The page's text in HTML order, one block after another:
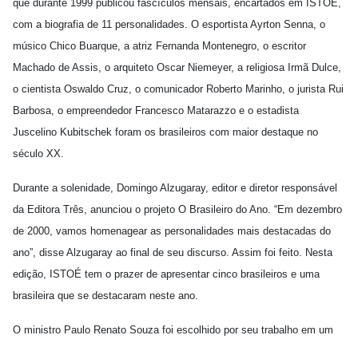
que durante 1999 publicou fascículos mensais, encartados em ISTOÉ,
com a biografia de 11 personalidades. O esportista Ayrton Senna, o
músico Chico Buarque, a atriz Fernanda Montenegro, o escritor
Machado de Assis, o arquiteto Oscar Niemeyer, a religiosa Irmã Dulce,
o cientista Oswaldo Cruz, o comunicador Roberto Marinho, o jurista Rui
Barbosa, o empreendedor Francesco Matarazzo e o estadista
Juscelino Kubitschek foram os brasileiros com maior destaque no
século XX.
Durante a solenidade, Domingo Alzugaray, editor e diretor responsável
da Editora Três, anunciou o projeto O Brasileiro do Ano. “Em dezembro
de 2000, vamos homenagear as personalidades mais destacadas do
ano”, disse Alzugaray ao final de seu discurso. Assim foi feito. Nesta
edição, ISTOÉ tem o prazer de apresentar cinco brasileiros e uma
brasileira que se destacaram neste ano.
O ministro Paulo Renato Souza foi escolhido por seu trabalho em um